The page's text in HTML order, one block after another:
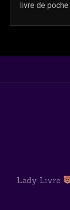
livre de poche
Lady Livre